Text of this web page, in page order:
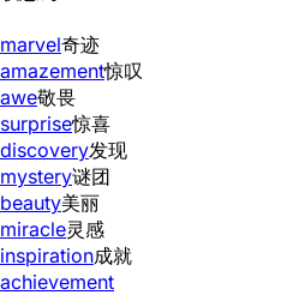
marvel奇迹
amazement惊叹
awe敬畏
surprise惊喜
discovery发现
mystery谜团
beauty美丽
miracle灵感
inspiration成就
achievement